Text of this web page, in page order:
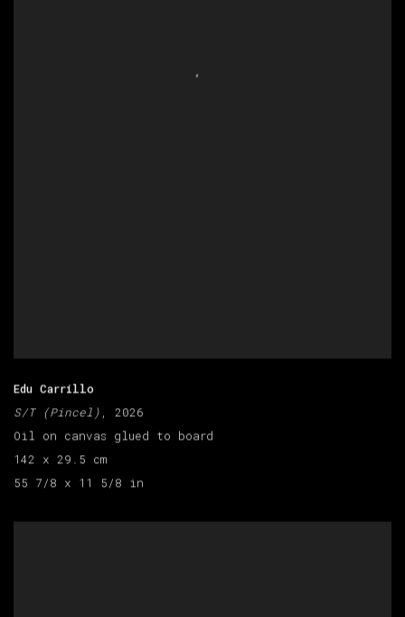
Edu Carrillo
S/T (Pincel) , 2026
Oil on canvas glued to board
142 x 29.5 cm
55 7/8 x 11 5/8 in